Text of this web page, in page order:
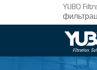
YUBO